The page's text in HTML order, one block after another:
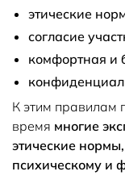
этические
согласие
комфортная и
К этим правилам
время многие
этические
психическому и